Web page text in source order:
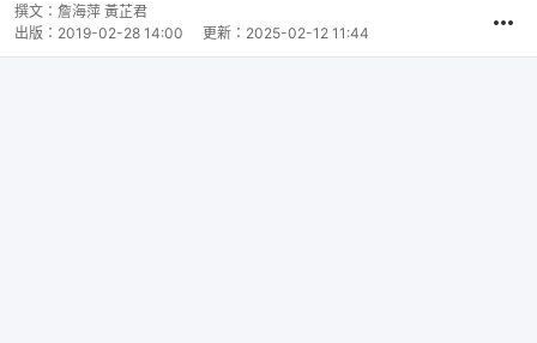
撰文： 詹海萍 黃芷君
出版： 2019-02-28 14:00 更新： 2025-02-12 11:44